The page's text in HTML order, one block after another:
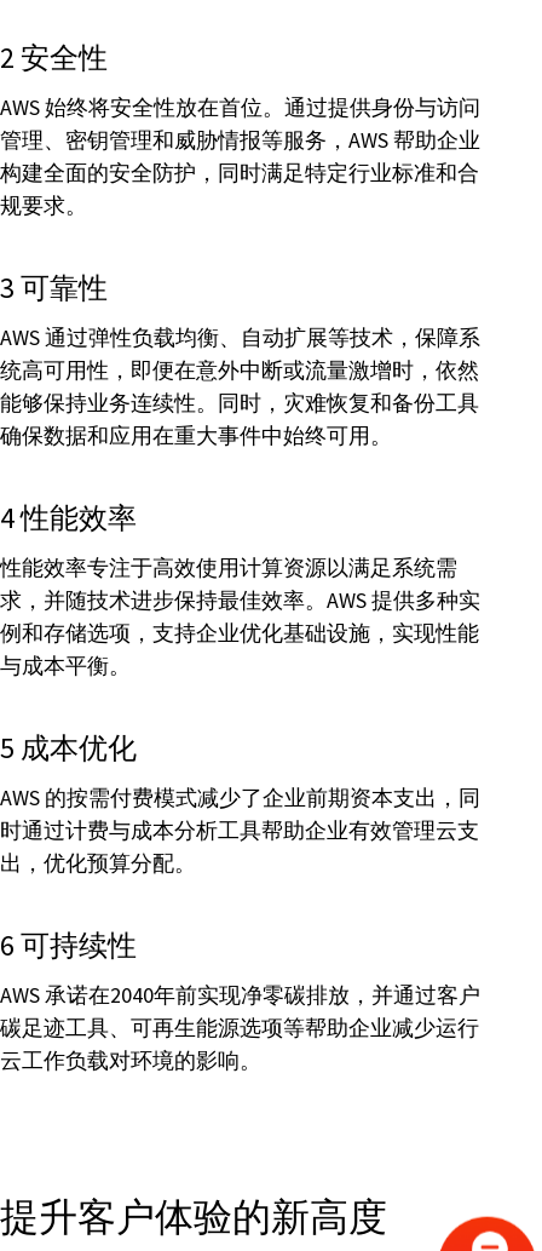
2 安全性
AWS 始终将安全性放在首位。通过提供身份与访问
管理、密钥管理和威胁情报等服务，AWS 帮助企业
构建全面的安全防护，同时满足特定行业标准和合
规要求。
3 可靠性
AWS 通过弹性负载均衡、自动扩展等技术，保障系
统高可用性，即便在意外中断或流量激增时，依然
能够保持业务连续性。同时，灾难恢复和备份工具
确保数据和应用在重大事件中始终可用。
4 性能效率
性能效率专注于高效使用计算资源以满足系统需
求，并随技术进步保持最佳效率。AWS 提供多种实
例和存储选项，支持企业优化基础设施，实现性能
与成本平衡。
5 成本优化
AWS 的按需付费模式减少了企业前期资本支出，同
时通过计费与成本分析工具帮助企业有效管理云支
出，优化预算分配。
6 可持续性
AWS 承诺在2040年前实现净零碳排放，并通过客户
碳足迹工具、可再生能源选项等帮助企业减少运行
云工作负载对环境的影响。
提升客户体验的新高度